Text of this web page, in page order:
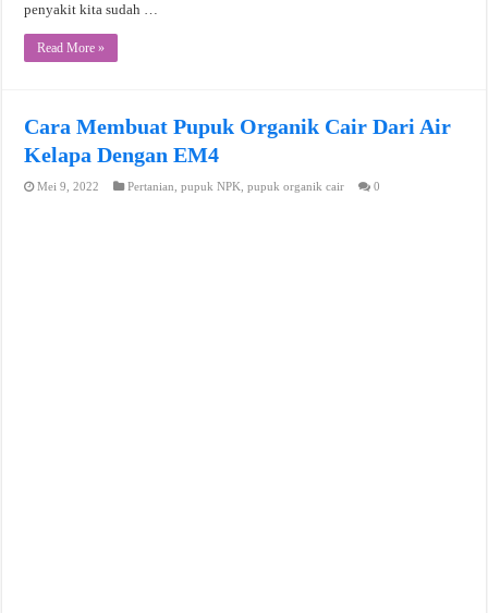
penyakit kita sudah …
Read More »
Cara Membuat Pupuk Organik Cair Dari Air
Kelapa Dengan EM4
Mei 9, 2022 Pertanian,pupuk NPK,pupuk organik cair 0